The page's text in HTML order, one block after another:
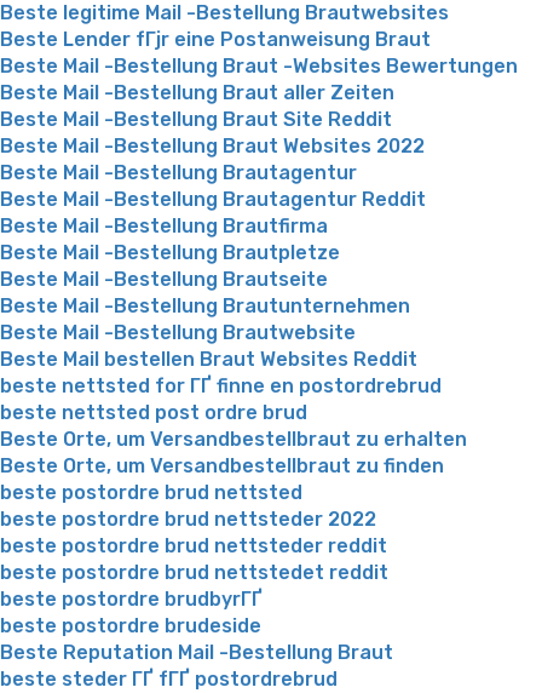
Beste legitime Mail -Bestellung Brautwebsites
Beste Lender fГјr eine Postanweisung Braut
Beste Mail -Bestellung Braut -Websites Bewertungen
Beste Mail -Bestellung Braut aller Zeiten
Beste Mail -Bestellung Braut Site Reddit
Beste Mail -Bestellung Braut Websites 2022
Beste Mail -Bestellung Brautagentur
Beste Mail -Bestellung Brautagentur Reddit
Beste Mail -Bestellung Brautfirma
Beste Mail -Bestellung Brautpletze
Beste Mail -Bestellung Brautseite
Beste Mail -Bestellung Brautunternehmen
Beste Mail -Bestellung Brautwebsite
Beste Mail bestellen Braut Websites Reddit
beste nettsted for ГҐ finne en postordrebrud
beste nettsted post ordre brud
Beste Orte, um Versandbestellbraut zu erhalten
Beste Orte, um Versandbestellbraut zu finden
beste postordre brud nettsted
beste postordre brud nettsteder 2022
beste postordre brud nettsteder reddit
beste postordre brud nettstedet reddit
beste postordre brudbyrГҐ
beste postordre brudeside
Beste Reputation Mail -Bestellung Braut
beste steder ГҐ fГҐ postordrebrud